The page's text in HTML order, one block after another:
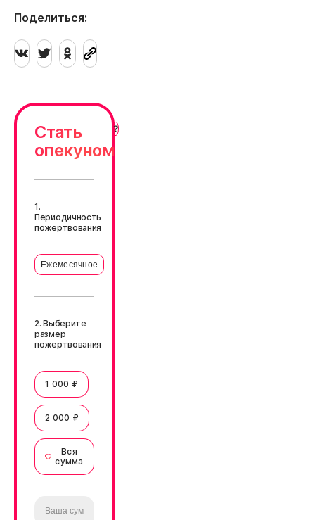
Поделиться:
Стать
опекуном
1.
Периодичность
пожертвования
Ежемесячное
2. Выберите
размер
пожертвования
1 000 ₽
2 000 ₽
Вся
сумма